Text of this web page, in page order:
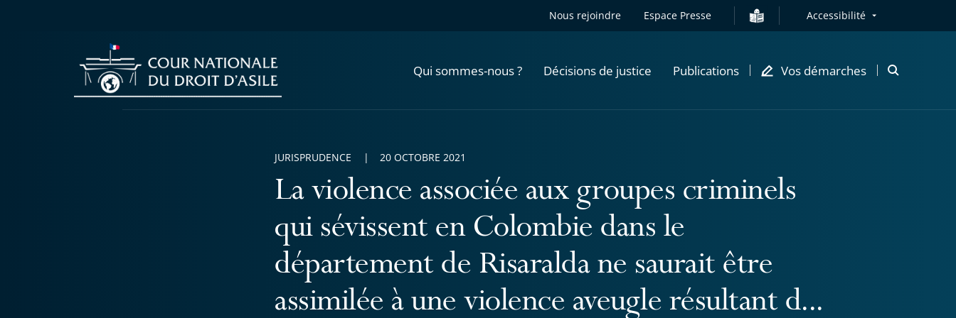
Nous rejoindre Espace Presse Accessibilité
Qui sommes-nous ? Décisions de justice Publications Vos démarches
Ouvrir
La violence associée aux groupes criminels
qui sévissent en Colombie dans le
département de Risaralda ne saurait être
assimilée à une violence aveugle résultant d...
JURISPRUDENCE 20 OCTOBRE 2021